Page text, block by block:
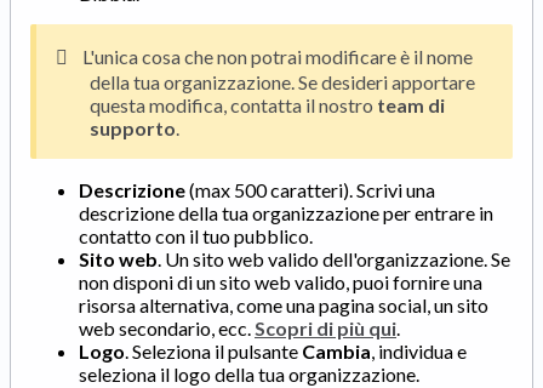
L'unica cosa che non potrai modificare è il nome
della tua organizzazione. Se desideri apportare
questa modifica, contatta il nostro team di
supporto.
Descrizione(max 500 caratteri). Scrivi una
descrizione della tua organizzazione per entrare in
contatto con il tuo pubblico.
Sito web. Un sito web valido dell'organizzazione. Se
non disponi di un sito web valido, puoi fornire una
risorsa alternativa, come una pagina social, un sito
web secondario, ecc.Scopri di più qui.
Logo. Seleziona il pulsante Cambia, individua e
seleziona il logo della tua organizzazione.